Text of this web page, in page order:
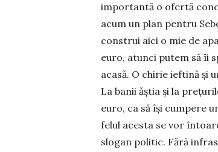
importantă o ofertă
acum un plan pentru
construi aici o mie de
euro, atunci putem să îi
acasă. O chirie ieftină și
La banii ăștia și la
euro, ca să își cumpere
felul acesta se vor
slogan politic. Fără